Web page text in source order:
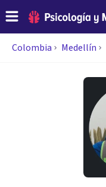
Colombia Medellín